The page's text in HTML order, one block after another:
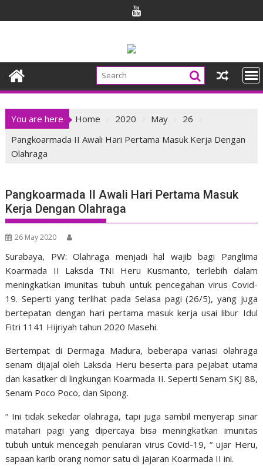
to
You are here Home 2020 May
26
Pangkoarmada II Awali Hari Pertama Masuk Kerja Dengan
Olahraga
Pangkoarmada II Awali Hari Pertama Masuk
Kerja Dengan Olahraga
26 May 2020
Surabaya, PW: Olahraga menjadi hal wajib bagi Panglima
Koarmada II Laksda TNI Heru Kusmanto, terlebih dalam
meningkatkan imunitas tubuh untuk pencegahan virus Covid-
19. Seperti yang terlihat pada Selasa pagi (26/5), yang juga
bertepatan dengan hari pertama masuk kerja usai libur Idul
Fitri 1141 Hijriyah tahun 2020 Masehi.
Bertempat di Dermaga Madura, beberapa variasi olahraga
senam dijajal oleh Laksda Heru beserta para pejabat utama
dan kasatker di lingkungan Koarmada II. Seperti Senam SKJ 88,
Senam Poco Poco, dan Sipong.
“ Ini tidak sekedar olahraga, tapi juga sambil menyerap sinar
matahari pagi yang dipercaya bisa meningkatkan imunitas
tubuh untuk mencegah penularan virus Covid-19, “ ujar Heru,
sapaan karib orang nomor satu di jajaran Koarmada II ini.